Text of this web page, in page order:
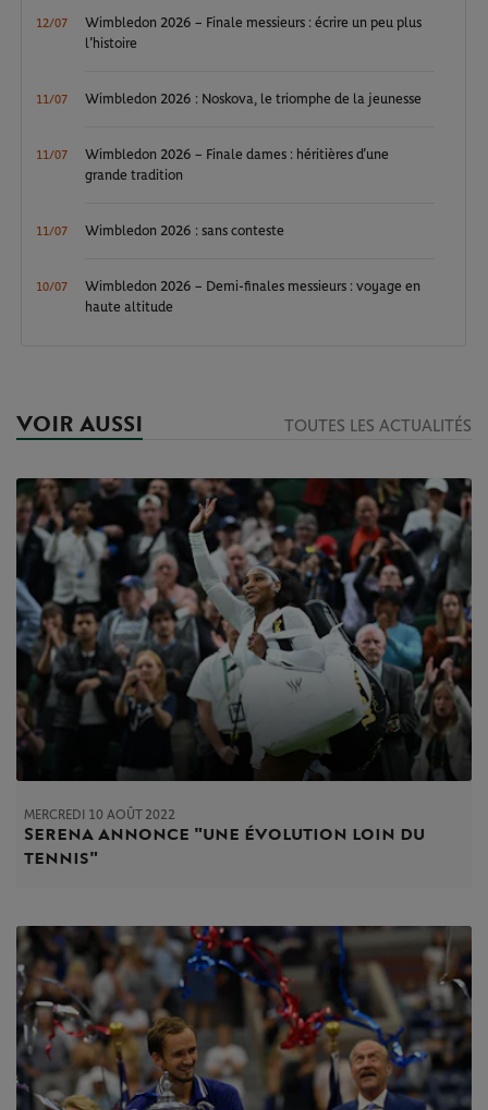
12/07
Wimbledon 2026 – Finale messieurs : écrire un peu plus
l’histoire
11/07 Wimbledon 2026 : Noskova, le triomphe de la jeunesse
11/07
Wimbledon 2026 – Finale dames : héritières d’une
grande tradition
11/07 Wimbledon 2026 : sans conteste
10/07
Wimbledon 2026 – Demi-finales messieurs : voyage en
haute altitude
VOIR AUSSI TOUTES LES ACTUALITÉS
MERCREDI 10 AOÛT 2022
Serena annonce "une évolution loin du
tennis"